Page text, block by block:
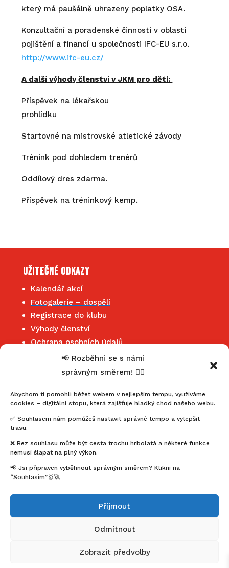
📢 Rozběhni se s námi
správným směrem! 🏃‍♂️
Abychom ti pomohli běžet webem v nejlepším tempu, využíváme
cookies – digitální stopu, která zajišťuje hladký chod našeho webu.
✅ Souhlasem nám pomůžeš nastavit správné tempo a vylepšit
trasu.
❌ Bez souhlasu může být cesta trochu hrbolatá a některé funkce
nemusí šlapat na plný výkon.
📢 Jsi připraven vyběhnout správným směrem? Klikni na
“Souhlasím”🥇🚀
Příjmout
Odmítnout
Zobrazit předvolby
který má paušálně uhrazeny poplatky OSA.
Konzultační a poradenské činnosti v oblasti
pojištění a financí u společnosti IFC-EU s.r.o.
http://www.ifc-eu.cz/
A další výhody členství v JKM pro děti:
Příspěvek na lékařskou
Startovné na mistrovské atletické závody
Trénink pod dohledem trenérů
Oddílový dres zdarma.
Příspěvek na tréninkový kemp.
Užitečné odkazy
Kalendář akcí
Fotogalerie – dospělí
Registrace do klubu
Výhody členství
Ochrana osobních údajů
Jihočeský klub maratonců
mahonymartin@seznam.cz
+420 602 352 455
Buďme ve spojení
Facebook
Instagram
© 2025 Jihočeský klub maratonců. Všechna